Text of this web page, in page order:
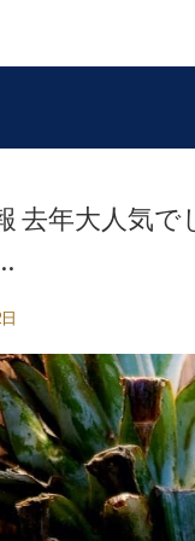
去年大人気